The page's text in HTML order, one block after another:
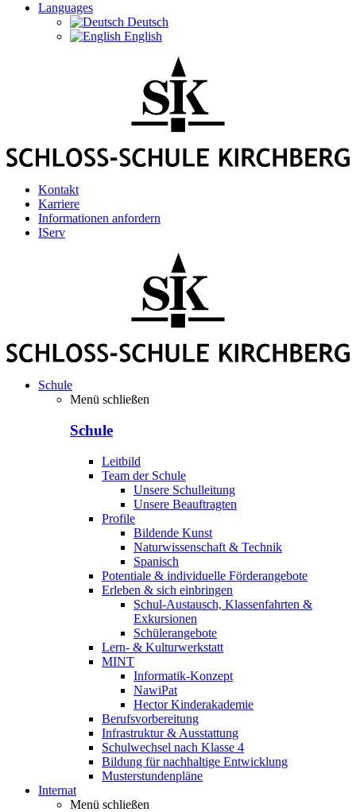
Languages
Deutsch
English
Kontakt
Karriere
Informationen anfordern
IServ
Schule
Menü schließen
Schule
Leitbild
Team der Schule
Unsere Schulleitung
Unsere Beauftragten
Profile
Bildende Kunst
Naturwissenschaft & Technik
Spanisch
Potentiale & individuelle Förderangebote
Erleben & sich einbringen
Schul-Austausch, Klassenfahrten &
Exkursionen
Schülerangebote
Lern- & Kulturwerkstatt
MINT
Informatik-Konzept
NawiPat
Hector Kinderakademie
Berufsvorbereitung
Infrastruktur & Ausstattung
Schulwechsel nach Klasse 4
Bildung für nachhaltige Entwicklung
Musterstundenpläne
Internat
Menü schließen